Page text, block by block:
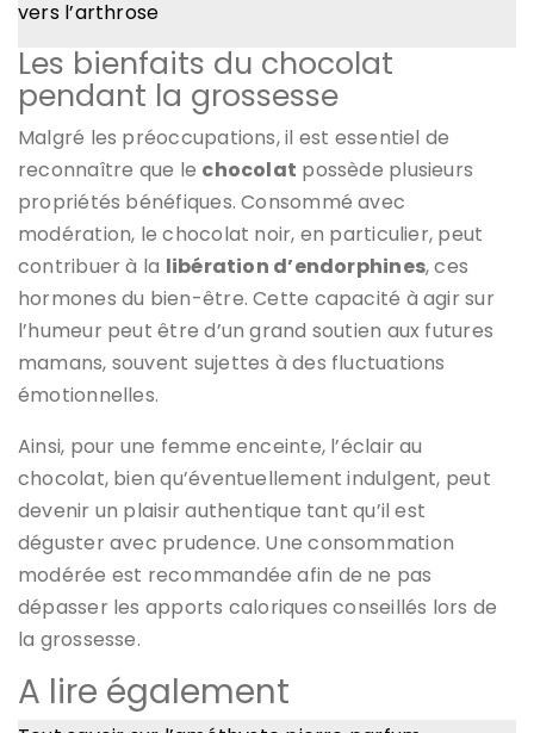
vers l’arthrose
Les bienfaits du chocolat
pendant la grossesse
Malgré les préoccupations, il est essentiel de
reconnaître que le chocolat possède plusieurs
propriétés bénéfiques. Consommé avec
modération, le chocolat noir, en particulier, peut
contribuer à la libération d’endorphines, ces
hormones du bien-être. Cette capacité à agir sur
l’humeur peut être d’un grand soutien aux futures
mamans, souvent sujettes à des fluctuations
émotionnelles.
Ainsi, pour une femme enceinte, l’éclair au
chocolat, bien qu’éventuellement indulgent, peut
devenir un plaisir authentique tant qu’il est
déguster avec prudence. Une consommation
modérée est recommandée afin de ne pas
dépasser les apports caloriques conseillés lors de
la grossesse.
A lire également